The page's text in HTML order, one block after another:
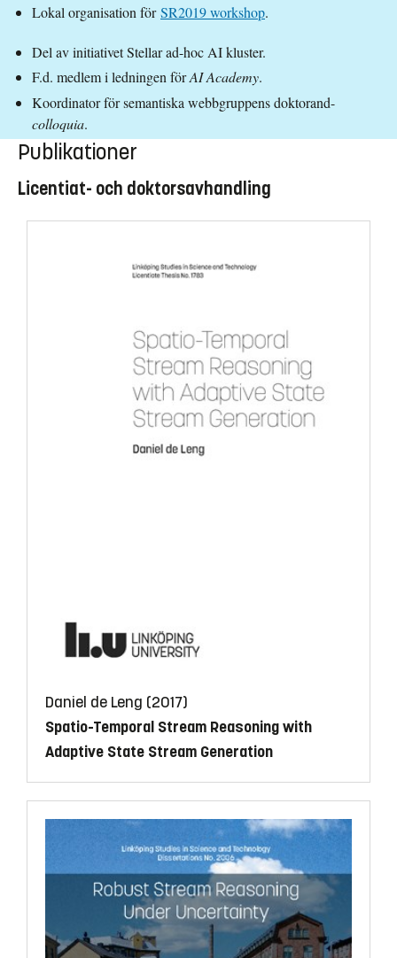
Lokal organisation förSR2019 workshop.
Del av initiativet Stellar ad-hoc AI kluster.
F.d. medlem i ledningen förAI Academy.
Koordinator för semantiska webbgruppens doktorand-
colloquia.
Publikationer
Licentiat- och doktorsavhandling
Daniel de Leng (2017)
Spatio-Temporal Stream Reasoning with
Adaptive State Stream Generation